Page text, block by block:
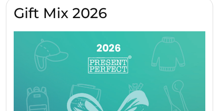
Gift Mix 2026